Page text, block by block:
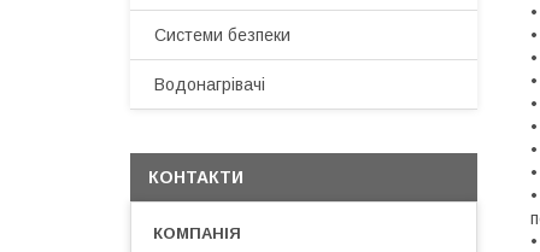
Системи безпеки
Водонагрівачі
КОНТАКТИ